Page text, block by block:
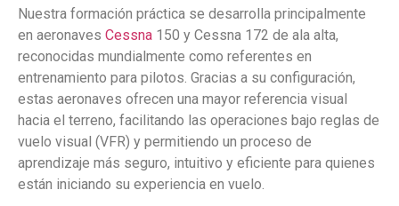
Nuestra formación práctica se desarrolla principalmente
en aeronaves Cessna 150 y Cessna 172 de ala alta,
reconocidas mundialmente como referentes en
entrenamiento para pilotos. Gracias a su configuración,
estas aeronaves ofrecen una mayor referencia visual
hacia el terreno, facilitando las operaciones bajo reglas de
vuelo visual (VFR) y permitiendo un proceso de
aprendizaje más seguro, intuitivo y eficiente para quienes
están iniciando su experiencia en vuelo.